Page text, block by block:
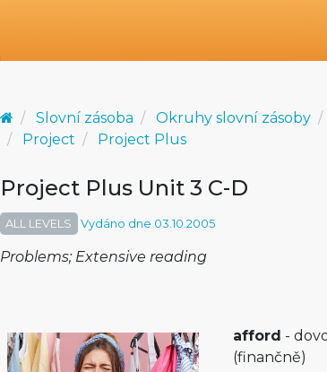
Slovní zásoba Okruhy slovní zásoby
Project
Project Plus
Project Plus Unit 3 C-D
ALL LEVELS Vydáno dne 03.10.2005
Problems; Extensive reading
afford -
(finančně)